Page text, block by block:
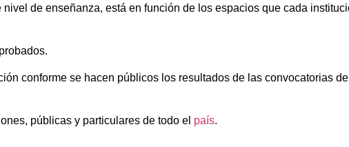
de enseñanza, está en función de los espacios que cada
conforme se hacen públicos los resultados de las convocatorias de
públicas y particulares de todo el país.